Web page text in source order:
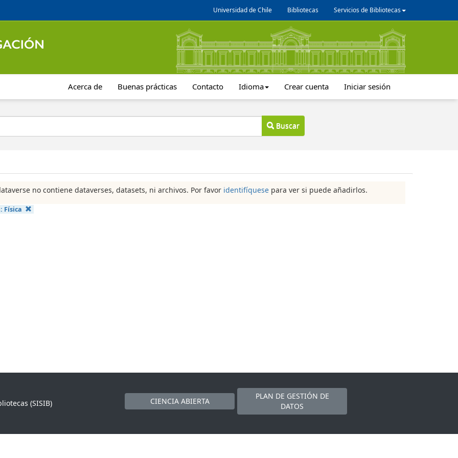
Universidad de Chile Bibliotecas Servicios de Bibliotecas
Acerca de Buenas prácticas Contacto Idioma Crear cuenta Iniciar sesión
Buscar
no contiene dataverses, datasets, ni archivos. Por favor identifíquese para ver si puede añadirlos.
Física
(SISIB)
CIENCIA ABIERTA
PLAN DE GESTIÓN DE
DATOS